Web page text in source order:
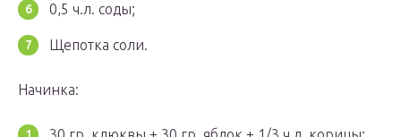
0,5 ч.л. соды;
Щепотка соли.
Начинка: